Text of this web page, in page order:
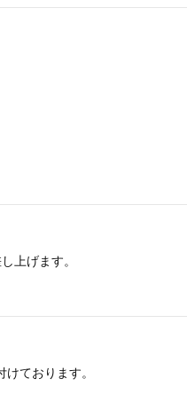
上げます。
ております。